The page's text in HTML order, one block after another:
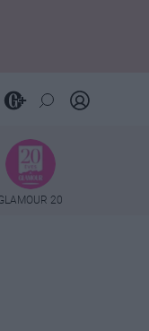
20